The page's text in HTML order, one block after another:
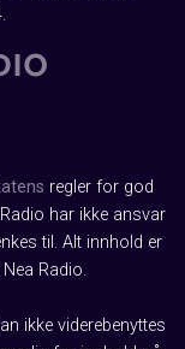
regler for god
har ikke ansvar
til. Alt innhold er
Radio.
ikke viderebenyttes